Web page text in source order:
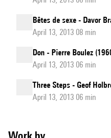
Bêtes de sexe - Davor
April 13, 2013 08 min
Don - Pierre Boulez
April 13, 2013 06 min
Three Steps - Geof
April 13, 2013 06 min